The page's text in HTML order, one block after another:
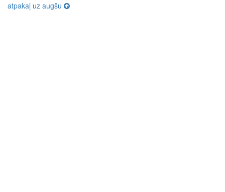
atpakaļ uz augšu